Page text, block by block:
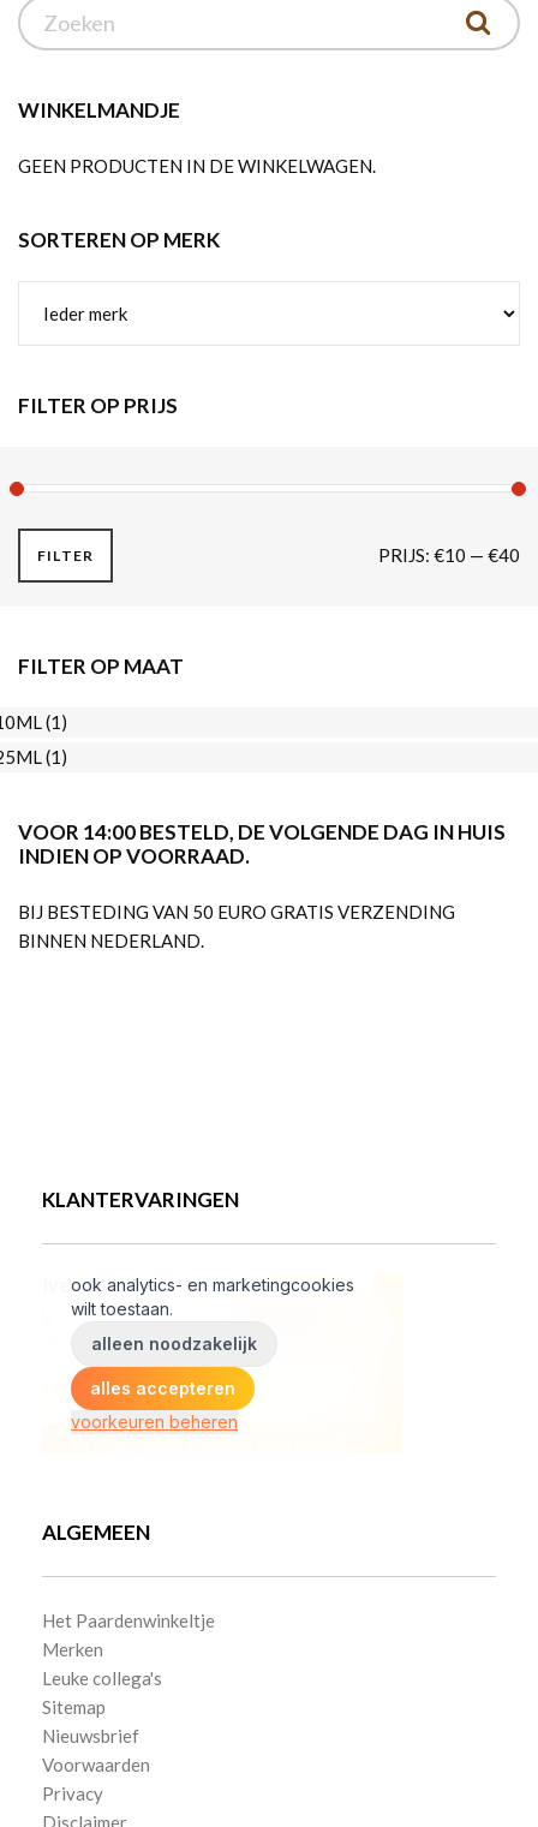
WINKELMANDJE
GEEN PRODUCTEN IN DE WINKELWAGEN.
SORTEREN OP MERK
FILTER OP PRIJS
FILTER PRIJS: €10 — €40
FILTER OP MAAT
(1)
(1)
VOOR 14:00 BESTELD, DE VOLGENDE DAG IN HUIS
INDIEN OP VOORRAAD.
BIJ BESTEDING VAN 50 EURO GRATIS VERZENDING
BINNEN NEDERLAND.
KLANTERVARINGEN
ALGEMEEN
Het Paardenwinkeltje
Merken
Leuke collega's
Sitemap
Nieuwsbrief
Voorwaarden
Privacy
Disclaimer